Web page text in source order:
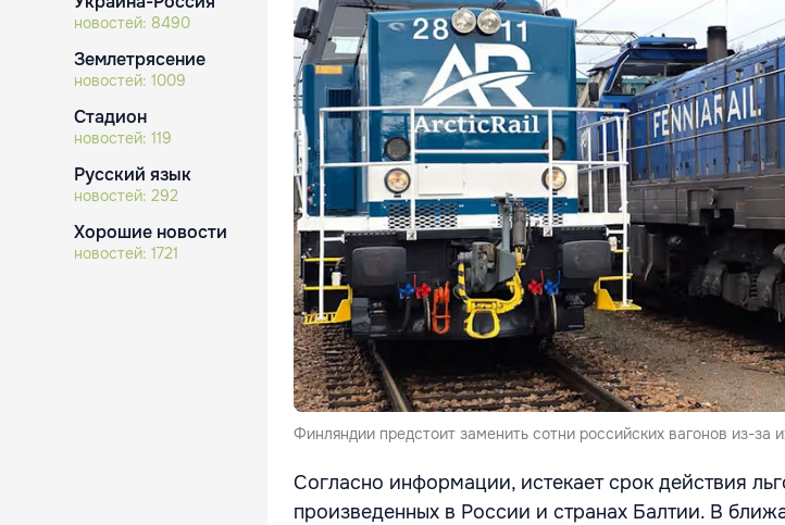
новостей: 8490
Землетрясение
новостей: 1009
Стадион
новостей: 119
Русский язык
новостей: 292
Хорошие новости
новостей: 1721
Финляндии предстоит заменить сотни российских вагонов из-за
Согласно информации, истекает срок действия
произведенных в России и странах Балтии. В